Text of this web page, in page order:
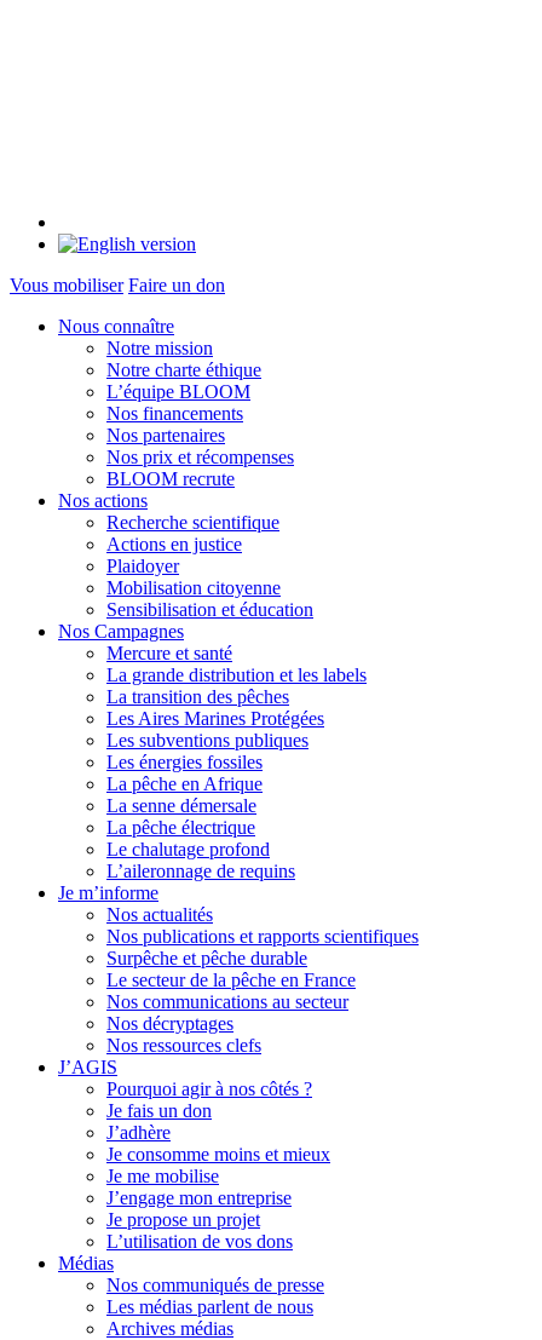
Vous mobiliser Faire un don
Nous connaître
Notre mission
Notre charte éthique
L’équipe BLOOM
Nos financements
Nos partenaires
Nos prix et récompenses
BLOOM recrute
Nos actions
Recherche scientifique
Actions en justice
Plaidoyer
Mobilisation citoyenne
Sensibilisation et éducation
Nos Campagnes
Mercure et santé
La grande distribution et les labels
La transition des pêches
Les Aires Marines Protégées
Les subventions publiques
Les énergies fossiles
La pêche en Afrique
La senne démersale
La pêche électrique
Le chalutage profond
L’aileronnage de requins
Je m’informe
Nos actualités
Nos publications et rapports scientifiques
Surpêche et pêche durable
Le secteur de la pêche en France
Nos communications au secteur
Nos décryptages
Nos ressources clefs
J’AGIS
Pourquoi agir à nos côtés ?
Je fais un don
J’adhère
Je consomme moins et mieux
Je me mobilise
J’engage mon entreprise
Je propose un projet
L’utilisation de vos dons
Médias
Nos communiqués de presse
Les médias parlent de nous
Archives médias